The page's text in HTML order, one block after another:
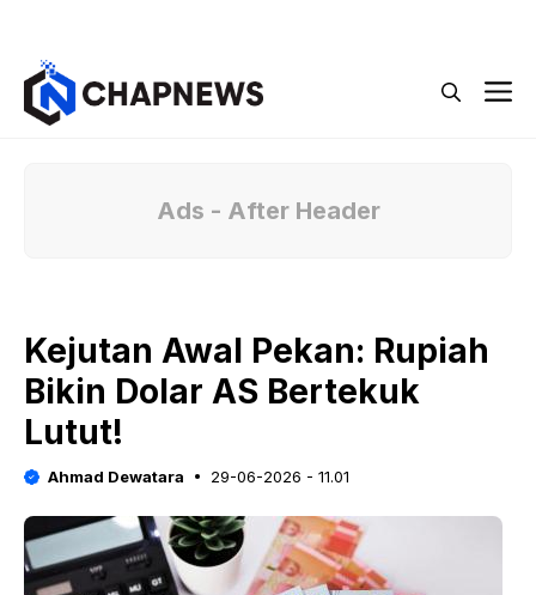
Ads - After Header
Kejutan Awal Pekan: Rupiah
Bikin Dolar AS Bertekuk
Lutut!
Ahmad Dewatara 29-06-2026 - 11.01